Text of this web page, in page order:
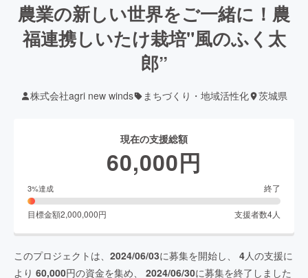
農業の新しい世界をご一緒に！農
福連携しいたけ栽培"風のふく太
郎”
株式会社agri new winds まちづくり・地域活性化 茨城県
現在の支援総額
60,000円
3%達成 終了
目標金額2,000,000円 支援者数4人
このプロジェクトは、 2024/06/03に募集を開始し、 4人の支援に
より 60,000円の資金を集め、 2024/06/30に募集を終了しました